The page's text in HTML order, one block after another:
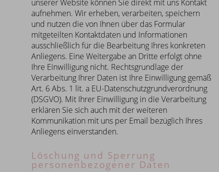
unserer Website können Sie direkt mit uns Kontakt
aufnehmen. Wir erheben, verarbeiten, speichern
und nutzen die von Ihnen über das Formular
mitgeteilten Kontaktdaten und Informationen
ausschließlich für die Bearbeitung Ihres konkreten
Anliegens. Eine Weitergabe an Dritte erfolgt ohne
Ihre Einwilligung nicht. Rechtsgrundlage der
Verarbeitung Ihrer Daten ist Ihre Einwilligung gemäß
Art. 6 Abs. 1 lit. a EU-Datenschutzgrundverordnung
(DSGVO). Mit Ihrer Einwilligung in die Verarbeitung
erklären Sie sich auch mit der weiteren
Kommunikation mit uns per Email bezüglich Ihres
Anliegens einverstanden.
Löschung und Sperrung
personenbezogener Daten